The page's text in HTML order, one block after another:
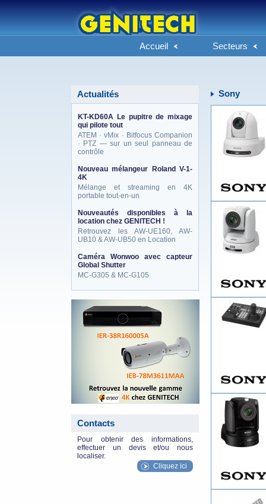
Accueil Secteurs
Actualités
KT-KD60A Le pupitre de mixage
qui pilote tout
ATEM · vMix · Bitfocus Companion
· PTZ — sur un seul panneau de
contrôle
Nouveau mélangeur Roland V-1-
4K
Mélange et streaming en 4K
portable tout-en-un
Nouveautés disponibles à la
location chez GENITECH !
Retrouvez les AW-UE160, AW-
UB10 & AW-UB50 en Location
Caméra Wonwoo avec capteur
Global Shutter
MC-G305 & MC-G105
Contacts
Pour obtenir des informations,
effectuer un devis et/ou nous
localiser.
Cliquez ici
Sony